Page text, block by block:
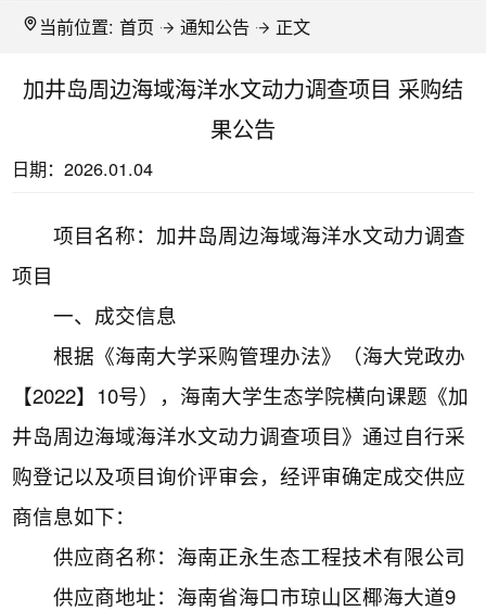
当前位置:首页 通知公告 正文
加井岛周边海域海洋水文动力调查项目 采购结
果公告
日期：2026.01.04
项目名称：加井岛周边海域海洋水文动力调查
项目
一、成交信息
根据《海南大学采购管理办法》（海大党政办
【2022】10号），海南大学生态学院横向课题《加
井岛周边海域海洋水文动力调查项目》通过自行采
购登记以及项目询价评审会，经评审确定成交供应
商信息如下：
供应商名称：海南正永生态工程技术有限公司
供应商地址：海南省海口市琼山区椰海大道9